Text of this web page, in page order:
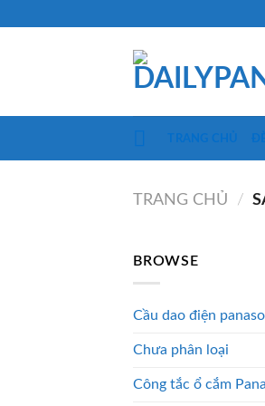
TRANG CHỦ
TRANG CHỦ /
BROWSE
Cầu dao điện
Chưa phân loại
Công tắc ổ cắm